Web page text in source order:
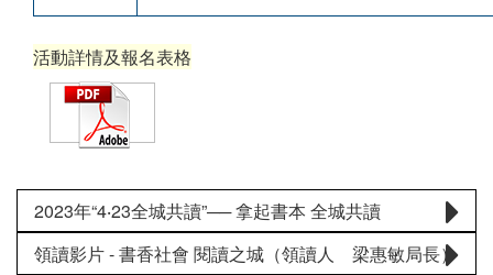
活動詳情及報名表格
2023年“4‧23全城共讀”── 拿起書本 全城共讀
領讀影片 - 書香社會 閱讀之城（領讀人 梁惠敏局長）